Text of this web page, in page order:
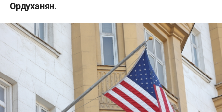
Ордуханян.